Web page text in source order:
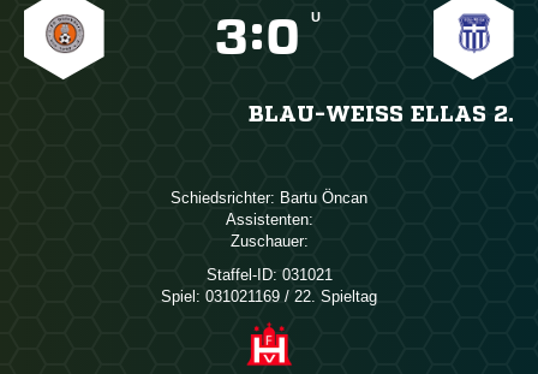
: U
BLAU-WEISS ELLAS 2.
Schiedsrichter:  
Assistenten:
Zuschauer:
Staffel-ID: 031021
Spiel: 031021169 / 22. Spieltag